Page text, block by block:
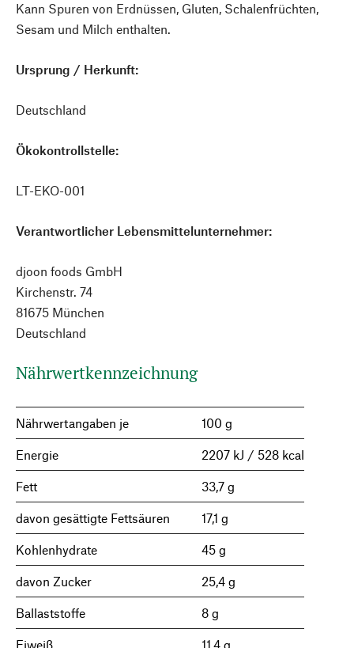
Kann Spuren von Erdnüssen, Gluten, Schalenfrüchten,
Sesam und Milch enthalten.
Ursprung / Herkunft:
Deutschland
Ökokontrollstelle:
LT-EKO-001
Verantwortlicher Lebensmittelunternehmer:
djoon foods GmbH
Kirchenstr. 74
81675 München
Deutschland
Nährwertkennzeichnung
Nährwertangaben je 100 g
Energie 2207 kJ / 528 kcal
Fett 33,7 g
davon gesättigte Fettsäuren 17,1 g
Kohlenhydrate 45 g
davon Zucker 25,4 g
Ballaststoffe 8 g
Eiweiß 11,4 g